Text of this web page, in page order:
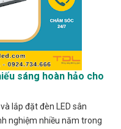
sáng hoàn hảo cho
lắp đặt đèn LED sân
nghiệm nhiều năm trong